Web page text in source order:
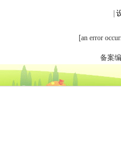
[an error
备案